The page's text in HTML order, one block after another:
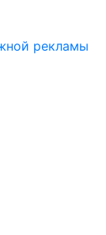
рекламы